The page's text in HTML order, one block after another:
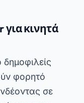
θέση του
να
σημεία
με άλλους